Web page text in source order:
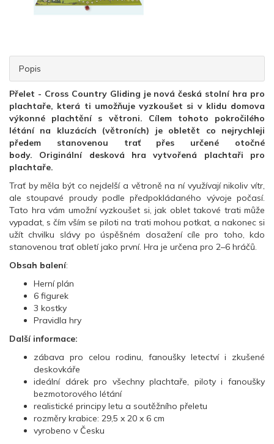
Popis
Přelet - Cross Country Gliding je nová česká stolní hra pro
plachtaře, která ti umožňuje vyzkoušet si v klidu domova
výkonné plachtění s větroni. Cílem tohoto pokročilého
létání na kluzácích (větroních) je obletět co nejrychleji
předem stanovenou trať přes určené otočné
body. Originální desková hra vytvořená plachtaři pro
plachtaře.
Trať by měla být co nejdelší a větroně na ní využívají nikoliv vítr,
ale stoupavé proudy podle předpokládaného vývoje počasí.
Tato hra vám umožní vyzkoušet si, jak oblet takové trati může
vypadat, s čím vším se piloti na trati mohou potkat, a nakonec si
užít chvilku slávy po úspěšném dosažení cíle pro toho, kdo
stanovenou trať obletí jako první. Hra je určena pro 2–6 hráčů.
Obsah balení:
Herní plán
6 figurek
3 kostky
Pravidla hry
Další informace:
zábava pro celou rodinu, fanoušky letectví i zkušené
deskovkáře
ideální dárek pro všechny plachtaře, piloty i fanoušky
bezmotorového létání
realistické principy letu a soutěžního přeletu
rozměry krabice: 29,5 x 20 x 6 cm
vyrobeno v Česku